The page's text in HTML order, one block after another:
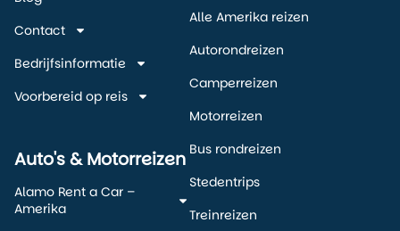
Contact
Bedrijfsinformatie
Voorbereid op reis
Auto's & Motorreizen
Alamo Rent a Car –
Amerika
Alle Amerika reizen
Autorondreizen
Camperreizen
Motorreizen
Bus rondreizen
Stedentrips
Treinreizen